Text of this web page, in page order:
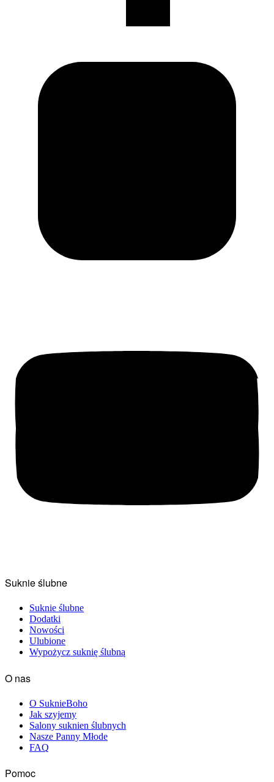
Suknie ślubne
Suknie ślubne
Dodatki
Nowości
Ulubione
Wypożycz suknię ślubną
O nas
O SuknieBoho
Jak szyjemy
Salony suknien ślubnych
Nasze Panny Młode
FAQ
Pomoc